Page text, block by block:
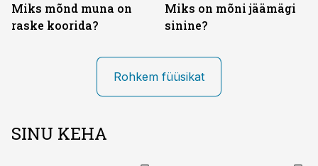
Miks mõnd muna on
raske koorida?
Miks on mõni jäämägi
sinine?
Rohkem füüsikat
SINU KEHA